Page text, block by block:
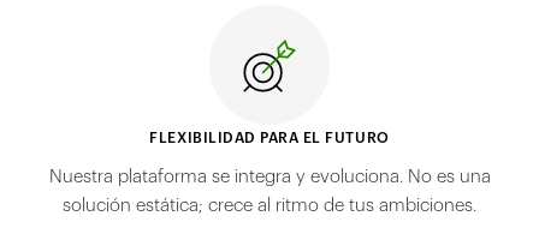
FLEXIBILIDAD PARA EL FUTURO
Nuestra plataforma se integra y evoluciona. No es una
solución estática; crece al ritmo de tus ambiciones.